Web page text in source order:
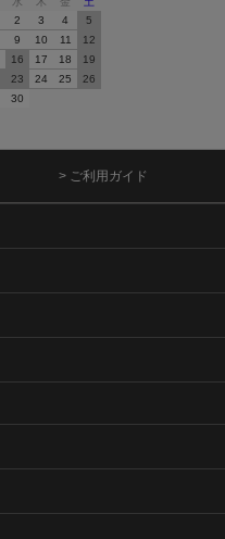
2 3 4
5
9 10 11
12
16 17 18
19
23 24 25
26
30
> ご利用ガイド